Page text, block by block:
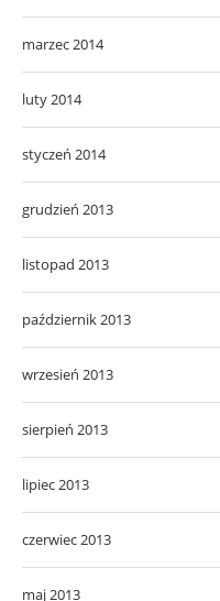
marzec 2014
luty 2014
styczeń 2014
grudzień 2013
listopad 2013
październik 2013
wrzesień 2013
sierpień 2013
lipiec 2013
czerwiec 2013
maj 2013